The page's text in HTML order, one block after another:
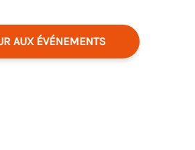
AUX ÉVÉNEMENTS